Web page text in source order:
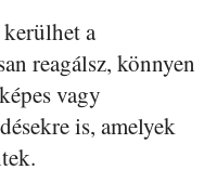
a
reagálsz, könnyen
vagy
is, amelyek